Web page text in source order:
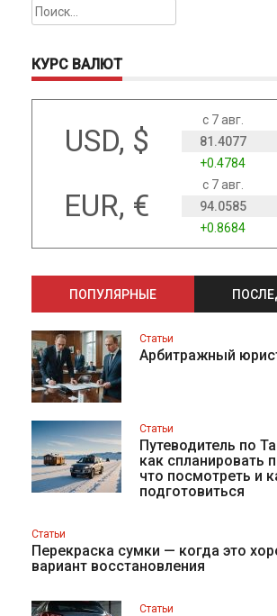
Найти:
КУРС ВАЛЮТ
USD, $
с 7 авг.
81.4077
+0.4784
EUR, €
с 7 авг.
94.0585
+0.8684
ПОПУЛЯРНЫЕ
Статьи
Арбитражный
Статьи
Путеводитель по
как спланировать
что посмотреть и
подготовиться
Статьи
Перекраска сумки — когда это
вариант восстановления
Статьи